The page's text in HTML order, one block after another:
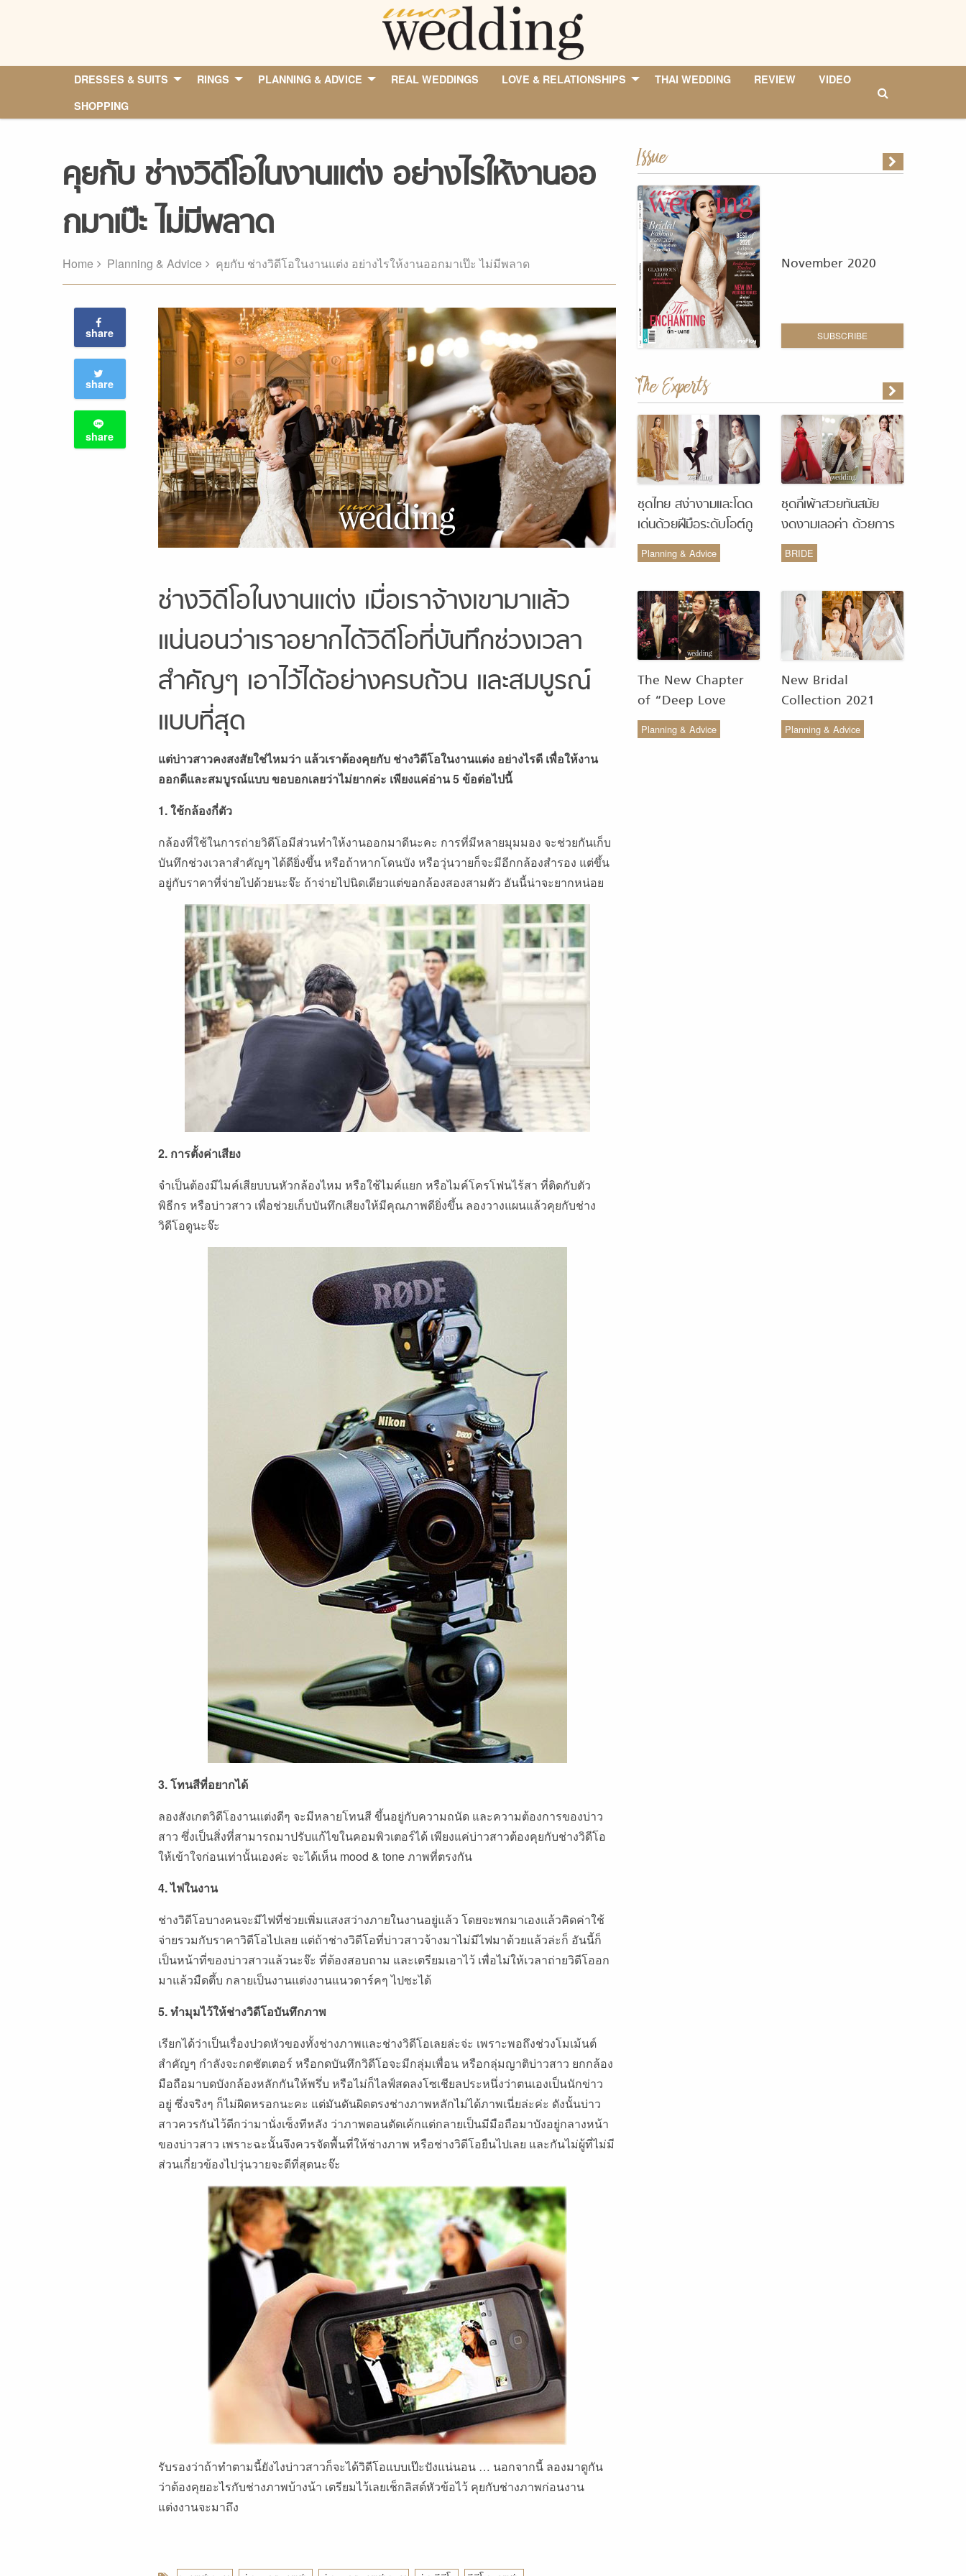
DRESSES & SUITS RINGS PLANNING & ADVICE REAL WEDDINGS LOVE & RELATIONSHIPS THAI WEDDING REVIEW
VIDEO
SHOPPING
คุยกับ ช่างวิดีโอในงานแต่ง อย่างไรให้งานออ
กมาเป๊ะ ไม่มีพลาด
Home Planning & Advice คุยกับ ช่างวิดีโอในงานแต่ง อย่างไรให้งานออกมาเป๊ะ ไม่มีพลาด
share
share
share
ช่างวิดีโอในงานแต่ง เมื่อเราจ้างเขามาแล้ว
แน่นอนว่าเราอยากได้วิดีโอที่บันทึกช่วงเวลา
สำคัญๆ เอาไว้ได้อย่างครบถ้วน และสมบูรณ์
แบบที่สุด
แต่บ่าวสาวคงสงสัยใช่ไหมว่า แล้วเราต้องคุยกับ ช่างวิดีโอในงานแต่ง อย่างไรดี เพื่อให้งาน
ออกดีและสมบูรณ์แบบ ขอบอกเลยว่าไม่ยากค่ะ เพียงแค่อ่าน 5 ข้อต่อไปนี้
1. ใช้กล้องกี่ตัว
กล้องที่ใช้ในการถ่ายวิดีโอมีส่วนทำให้งานออกมาดีนะคะ การที่มีหลายมุมมอง จะช่วยกันเก็บ
บันทึกช่วงเวลาสำคัญๆ ได้ดียิ่งขึ้น หรือถ้าหากโดนบัง หรือวุ่นวายก็จะมีอีกกล้องสำรอง แต่ขึ้น
อยู่กับราคาที่จ่ายไปด้วยนะจ๊ะ ถ้าจ่ายไปนิดเดียวแต่ขอกล้องสองสามตัว อันนี้น่าจะยากหน่อย
2. การตั้งค่าเสียง
จำเป็นต้องมีไมค์เสียบบนหัวกล้องไหม หรือใช้ไมค์แยก หรือไมค์โครโฟนไร้สา ที่ติดกับตัว
พิธีกร หรือบ่าวสาว เพื่อช่วยเก็บบันทึกเสียงให้มีคุณภาพดียิ่งขึ้น ลองวางแผนแล้วคุยกับช่าง
วิดีโอดูนะจ๊ะ
3. โทนสีที่อยากได้
ลองสังเกตวิดีโองานแต่งดีๆ จะมีหลายโทนสี ขึ้นอยู่กับความถนัด และความต้องการของบ่าว
สาว ซึ่งเป็นสิ่งที่สามารถมาปรับแก้ไขในคอมพิวเตอร์ได้ เพียงแค่บ่าวสาวต้องคุยกับช่างวิดีโอ
ให้เข้าใจก่อนเท่านั้นเองค่ะ จะได้เห็น mood & tone ภาพที่ตรงกัน
4. ไฟในงาน
ช่างวิดีโอบางคนจะมีไฟที่ช่วยเพิ่มแสงสว่างภายในงานอยู่แล้ว โดยจะพกมาเองแล้วคิดค่าใช้
จ่ายรวมกับราคาวิดีโอไปเลย แต่ถ้าช่างวิดีโอที่บ่าวสาวจ้างมาไม่มีไฟมาด้วยแล้วล่ะก็ อันนี้ก็
เป็นหน้าที่ของบ่าวสาวแล้วนะจ๊ะ ที่ต้องสอบถาม และเตรียมเอาไว้ เพื่อไม่ให้เวลาถ่ายวิดีโออก
มาแล้วมืดตึ้บ กลายเป็นงานแต่งงานแนวดาร์คๆ ไปซะได้
5. ทำมุมไว้ให้ช่างวิดีโอบันทึกภาพ
เรียกได้ว่าเป็นเรื่องปวดหัวของทั้งช่างภาพและช่างวิดีโอเลยล่ะจ่ะ เพราะพอถึงช่วงโมเม้นต์
สำคัญๆ กำลังจะกดชัตเตอร์ หรือกดบันทึกวิดีโอจะมีกลุ่มเพื่อน หรือกลุ่มญาติบ่าวสาว ยกกล้อง
มือถือมาบดบังกล้องหลักกันให้พรึ่บ หรือไม่ก็ไลฟ์สดลงโซเชียลประหนึ่งว่าตนเองเป็นนักข่าว
อยู่ ซึ่งจริงๆ ก็ไม่ผิดหรอกนะคะ แต่มันดันผิดตรงช่างภาพหลักไม่ได้ภาพเนี่ยล่ะค่ะ ดังนั้นบ่าว
สาวควรกันไว้ดีกว่ามานั่งเซ็งทีหลัง ว่าภาพตอนตัดเค้กแต่กลายเป็นมีมือถือมาบังอยู่กลางหน้า
ของบ่าวสาว เพราะฉะนั้นจึงควรจัดพื้นที่ให้ช่างภาพ หรือช่างวิดีโอยืนไปเลย และกันไม่ผู้ที่ไม่มี
ส่วนเกี่ยวข้องไปวุ่นวายจะดีที่สุดนะจ๊ะ
รับรองว่าถ้าทำตามนี้ยังไงบ่าวสาวก็จะได้วิดีโอแบบเป๊ะปังแน่นอน … นอกจากนี้ ลองมาดูกัน
ว่าต้องคุยอะไรกับช่างภาพบ้างน้า เตรียมไว้เลยเช็กลิสต์หัวข้อไว้ คุยกับช่างภาพก่อนงาน
แต่งงานจะมาถึง
Issue
November 2020
SUBSCRIBE
The Experts
ชุดไทย สง่างามและโดด
เด่นด้วยฝีมือระดับโอต์กู
ตูร์ จากห้องเสื้อ Vanus
Couture
Planning & Advice
ชุดกี่เพ้าสวยทันสมัย
งดงามเลอค่า ด้วยการ
รังสรรค์จากห้องเสื้อ
Monique Wedding
BRIDE
The New Chapter
of “Deep Love
Wedding Studio” :
รังสรรค์ผ้าทอของไทยให้
Planning & Advice
New Bridal
Collection 2021
from COCO CHIC
สวย เรียบง่าย สไตล์มินิ
Planning & Advice